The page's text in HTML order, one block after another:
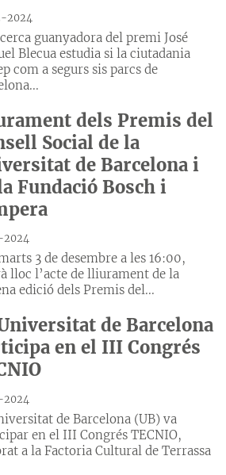
2024
guanyadora del premi José
Blecua estudia si la ciutadania
com a segurs sis parcs de
dels Premis del
Social de la
de Barcelona i
Fundació Bosch i
2024
3 de desembre a les 16:00,
lloc l’acte de lliurament de la
edició dels Premis del...
de Barcelona
en el III Congrés
2024
de Barcelona (UB) va
en el III Congrés TECNIO,
a la Factoria Cultural de Terrassa